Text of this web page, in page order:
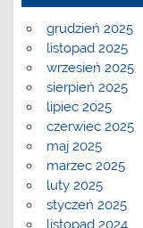
grudzień 2025
listopad 2025
wrzesień 2025
sierpień 2025
lipiec 2025
czerwiec 2025
maj 2025
marzec 2025
luty 2025
styczeń 2025
listopad 2024